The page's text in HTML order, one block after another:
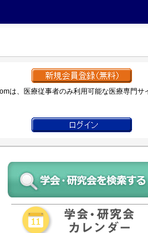
は、医療従事者のみ利用可能な医療専門サ